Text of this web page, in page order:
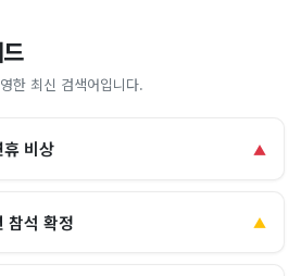
한 최신 검색어입니다.
비상 ▲
참석 확정 ▲